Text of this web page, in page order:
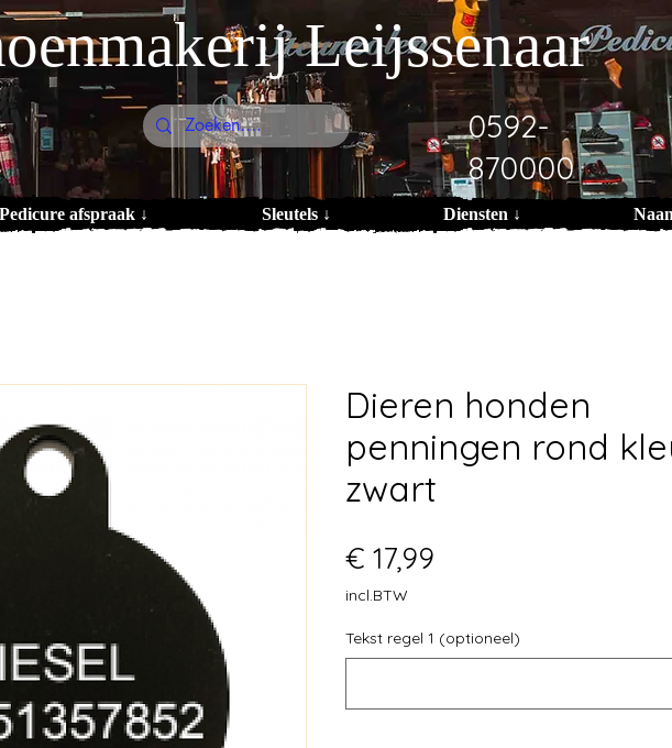
Leijssenaar
0592-
870000
Pedicure afspraak ↓ Sleutels ↓ Diensten ↓
Dieren honden
penningen rond
zwart
€ 17,99
incl.BTW
Tekst regel 1 (optioneel)